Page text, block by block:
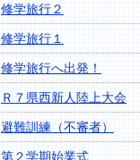
修学旅行２
修学旅行１
修学旅行へ出発！
Ｒ７県西新人陸上大会
避難訓練（不審者）
第２学期始業式